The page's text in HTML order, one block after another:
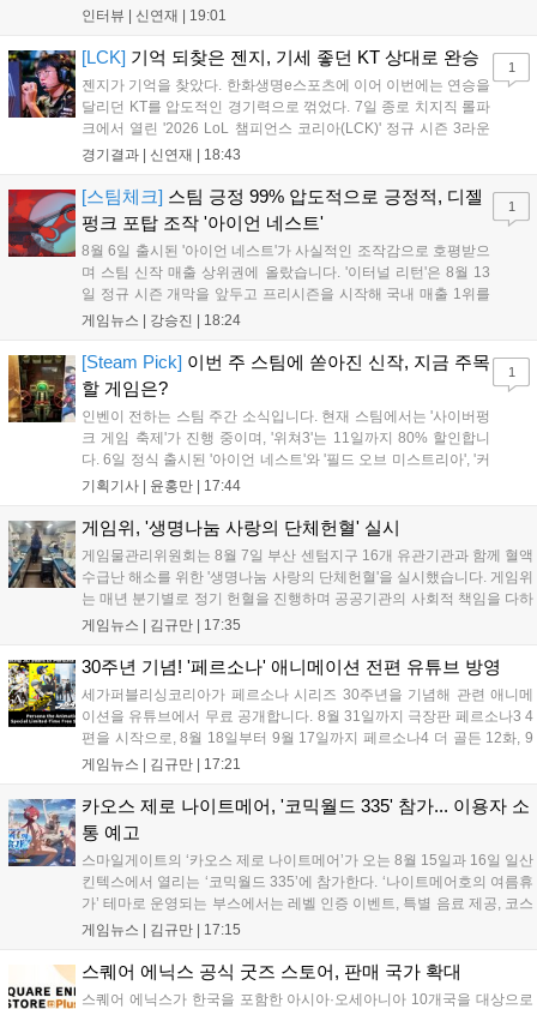
를 벌리며 25분 만에 승리하면서 말 그대로 압도적인 경기력을 선
하며 POM에 선정됐...
인터뷰 | 신연재 | 19:01
[LCK] 기억 되찾은 젠지, 기세 좋던 KT 상대로 완승
젠지가 기억을 찾았다. 한화생명e스포츠에 이어 이번에는 연승을
달리던 KT를 압도적인 경기력으로 꺾었다. 7일 종로 치지직 롤파
크에서 열린 '2026 LoL 챔피언스 코리아(LCK)' 정규 시즌 3라운
드 레전드 그룹, kt 롤스터와 젠지 e스포츠의 대결에서 젠지가 압
기억을 되찾기라도 한 듯 1,...
경기결과 | 신연재 | 18:43
1
[스팀체크] 스팀 긍정 99% 압도적으로 긍정적, 디젤
펑크 포탑 조작 '아이언 네스트'
8월 6일 출시된 '아이언 네스트'가 사실적인 조작감으로 호평받으
며 스팀 신작 매출 상위권에 올랐습니다. '이터널 리턴'은 8월 13
일 정규 시즌 개막을 앞두고 프리시즌을 시작해 국내 매출 1위를
기록했습니다. 25주년을 맞은 '고스트 리콘' 시리즈는 8월 6일 쇼
'마블 투혼: 파이팅 소울즈'와 레트로 수리 시뮬레이션 '리스토
리'도 스팀에 정식 출시되었습니다....
게임뉴스 | 강승진 | 18:24
1
[Steam Pick] 이번 주 스팀에 쏟아진 신작, 지금 주목
할 게임은?
인벤이 전하는 스팀 주간 소식입니다. 현재 스팀에서는 '사이버펑
크 게임 축제'가 진행 중이며, '위쳐3'는 11일까지 80% 할인합니
다. 6일 정식 출시된 '아이언 네스트'와 '필드 오브 미스트리아', '커
세어 코브'가 호평받고 있습니다. 한편, 7일 출시된 '마블 투혼'은
다. 유비소프트의 '고스트리콘: 와일드랜드'는 7년 만의 대규모 업
기획기사 | 윤홍만 | 17:44
1
게임위, '생명나눔 사랑의 단체헌혈' 실시
게임물관리위원회는 8월 7일 부산 센텀지구 16개 유관기관과 함께 혈액
수급난 해소를 위한 '생명나눔 사랑의 단체헌혈'을 실시했습니다. 게임위
는 매년 분기별로 정기 헌혈을 진행하며 공공기관의 사회적 책임을 다하
고 있으며, 이번 행사에는 영화진흥위원회 등 14개 기관 임직원이 동참
따뜻한 실천에 참여한 모든 임직원에게 감사의 뜻을 전하며 헌혈 문화
게임뉴스 | 김규만 | 17:35
30주년 기념! '페르소나' 애니메이션 전편 유튜브 방영
세가퍼블리싱코리아가 페르소나 시리즈 30주년을 기념해 관련 애니메
이션을 유튜브에서 무료 공개합니다. 8월 31일까지 극장판 페르소나3 4
편을 시작으로, 8월 18일부터 9월 17일까지 페르소나4 더 골든 12화, 9
월 15일부터 10월 14일까지 페르소나5 시리즈가 순차 공개됩니다. 또한
영상 및 대형 전광판에 소개될 예정입니다....
게임뉴스 | 김규만 | 17:21
카오스 제로 나이트메어, '코믹월드 335' 참가... 이용자 소
통 예고
스마일게이트의 ‘카오스 제로 나이트메어’가 오는 8월 15일과 16일 일산
킨텍스에서 열리는 ‘코믹월드 335’에 참가한다. ‘나이트메어호의 여름휴
가’ 테마로 운영되는 부스에서는 레벨 인증 이벤트, 특별 음료 제공, 코스
프레 모델 포토존 등 다채로운 행사가 진행된다. 유명 코스어 7인이 캐릭
세한 정보는 공식 커뮤니티에서 확인 가능하다....
게임뉴스 | 김규만 | 17:15
스퀘어 에닉스 공식 굿즈 스토어, 판매 국가 확대
스퀘어 에닉스가 한국을 포함한 아시아·오세아니아 10개국을 대상으로